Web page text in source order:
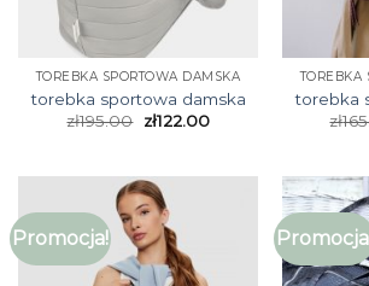
TOREBKA SPORTOWA DAMSKA
torebka sportowa damska
zł195.00 zł122.00
TOREBKA
torebka
zł
Promocja!